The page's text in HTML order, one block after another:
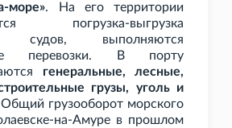
море». На его территории
погрузка-выгрузка
судов, выполняются
перевозки. В порту
генеральные, лесные,
грузы, уголь и
грузооборот морского
на-Амуре в прошлом